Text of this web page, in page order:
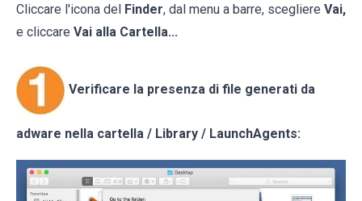
Cliccare l'icona del Finder, dal menu a barre, scegliere Vai,
e cliccare Vai alla Cartella...
Verificare la presenza di file generati da
adware nella cartella / Library / LaunchAgents: